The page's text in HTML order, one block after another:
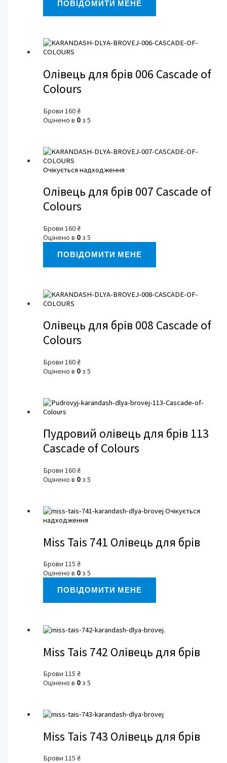
ПОВІДОМИТИ МЕНЕ
Олівець для брів 006 Cascade of
Colours
Брови160₴
Оцінено в 0 з 5
Очікується надходження
Олівець для брів 007 Cascade of
Colours
Брови160₴
Оцінено в 0 з 5
ПОВІДОМИТИ МЕНЕ
Олівець для брів 008 Cascade of
Colours
Брови160₴
Оцінено в 0 з 5
Пудровий олівець для брів 113
Cascade of Colours
Брови160₴
Оцінено в 0 з 5
Очікується
надходження
Miss Tais 741 Олівець для брів
Брови115₴
Оцінено в 0 з 5
ПОВІДОМИТИ МЕНЕ
Miss Tais 742 Олівець для брів
Брови115₴
Оцінено в 0 з 5
Miss Tais 743 Олівець для брів
Брови115₴